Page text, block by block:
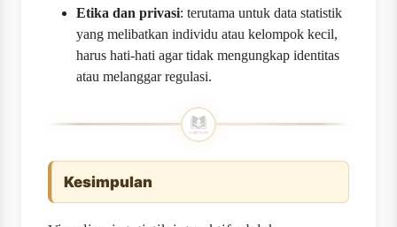
Etika dan privasi: terutama untuk data statistik
yang melibatkan individu atau kelompok kecil,
harus hati-hati agar tidak mengungkap identitas
atau melanggar regulasi.
Kesimpulan